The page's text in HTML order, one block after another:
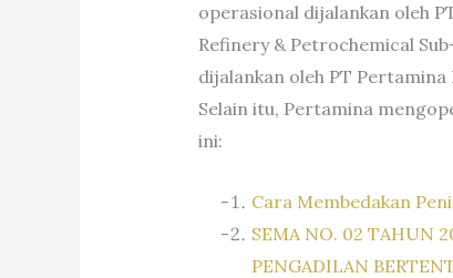
operasional dijalankan oleh
Refinery & Petrochemical
dijalankan oleh PT
Selain itu, Pertamina
ini:
Cara Membedakan
SEMA NO. 02 TAHUN
PENGADILAN